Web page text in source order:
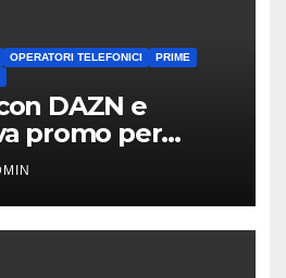
OPERATORI TELEFONICI
PRIME
DAZN e
promo per